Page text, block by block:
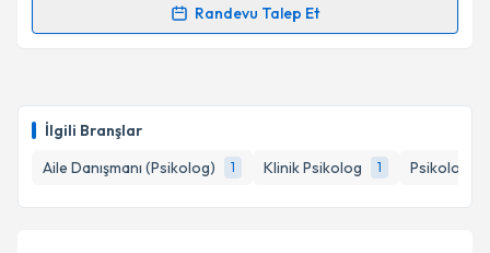
İlgili Branşlar
Aile Danışmanı (Psikolog)
1 Klinik Psikolog 1 Psikoloji
Randevu Talep Et
Randevu Takvimi Talebi
için bir takvim hazırlandığında e-posta ile
bilgilendireceğiz.
E-posta Adresiniz